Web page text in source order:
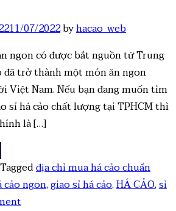
11/07/2022byhacao_web
ngon có được bắt nguồn từ Trung
đã trở thành một món ăn ngon
Việt Nam. Nếu bạn đang muốn tìm
sỉ há cảo chất lượng tại TPHCM thì
là […]
Taggedđịa chỉ mua há cảo chuẩn
cảo ngon,giao sỉ há cảo,HÁ CẢO,sỉ